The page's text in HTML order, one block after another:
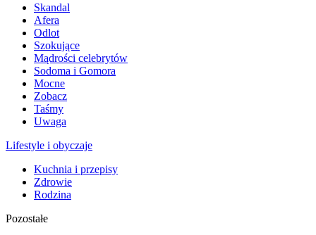
Skandal
Afera
Odlot
Szokujące
Mądrości celebrytów
Sodoma i Gomora
Mocne
Zobacz
Taśmy
Uwaga
Lifestyle i obyczaje
Kuchnia i przepisy
Zdrowie
Rodzina
Pozostałe